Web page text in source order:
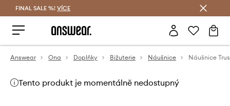
FINAL SALE %! VÍCE
Answear Ona Doplňky Bižuterie Náušnice Náušnice
Tento produkt je momentálně nedostupný